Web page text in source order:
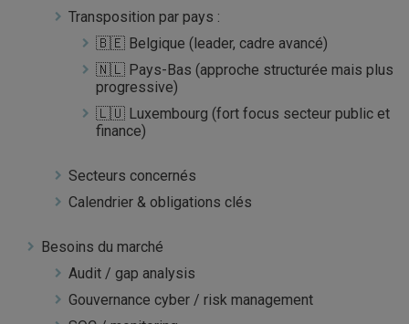
Transposition par pays :
🇧🇪 Belgique (leader, cadre avancé)
🇳🇱 Pays-Bas (approche structurée mais plus
progressive)
🇱🇺 Luxembourg (fort focus secteur public et
finance)
Secteurs concernés
Calendrier & obligations clés
Besoins du marché
Audit / gap analysis
Gouvernance cyber / risk management